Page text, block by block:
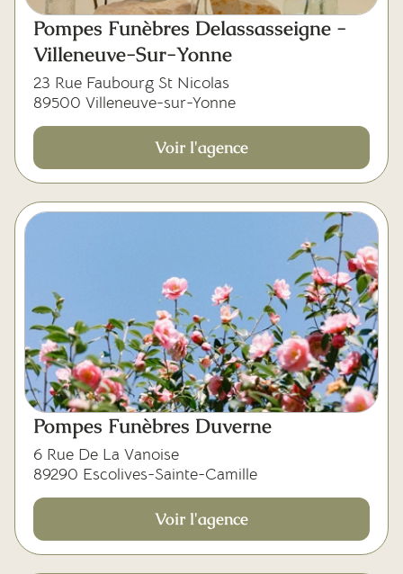
Pompes Funèbres Delassasseigne -
Villeneuve-Sur-Yonne
23 Rue Faubourg St Nicolas
89500 Villeneuve-sur-Yonne
Voir l'agence
Pompes Funèbres Duverne
6 Rue De La Vanoise
89290 Escolives-Sainte-Camille
Voir l'agence